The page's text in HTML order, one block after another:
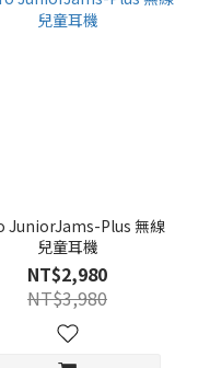
JuniorJams-Plus 無線
兒童耳機
NT$2,980
NT$3,980